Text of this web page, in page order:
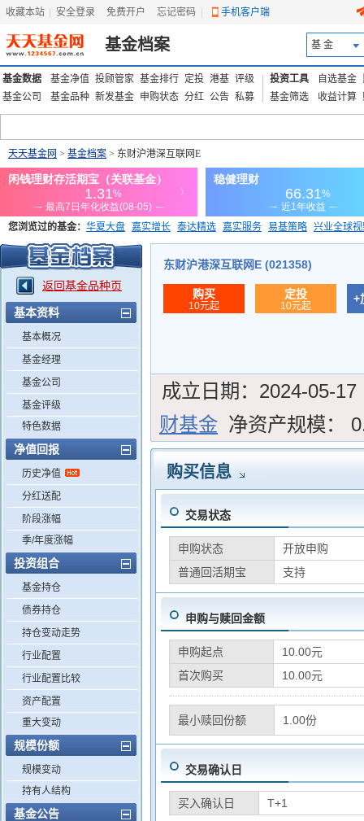
收藏本站 安全登录 免费开户 忘记密码 手机客户端
基金档案 基 金
基金数据 基金净值 投顾管家 基金排行 定投 港基 评级
基金公司
基金品种 新发基金 申购状态 分红 公告 私募
投资工具 自选基金
基金筛选
收益计算
天天基金网 > 基金档案 > 东财沪港深互联网E
您浏览过的基金： 华夏大盘 嘉实增长 泰达精选 嘉实服务 易基策略 兴业全球
添富优势 华安宏利 上证180价值ETF
返回基金品种页
基本资料
基本概况
基金经理
基金公司
基金评级
特色数据
净值回报
历史净值
分红送配
阶段涨幅
季/年度涨幅
投资组合
基金持仓
债券持仓
持仓变动走势
行业配置
行业配置比较
资产配置
重大变动
规模份额
规模变动
持有人结构
基金公告
东财沪港深互联网E (021358)
购买
10元起
定投
10元起
+
成立日期： 2024-05-17
财基金 净资产规模：
购买信息
交易状态
申购状态
开放申购
普通回活期宝
支持
申购与赎回金额
申购起点
10.00元
首次购买
10.00元
最小赎回份额 1.00份
交易确认日
买入确认日 T+1